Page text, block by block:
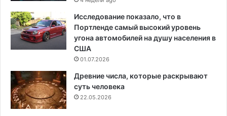
Исследование показало, что в
Портленде самый высокий уровень
угона автомобилей на душу населения в
США
01.07.2026
Древние числа, которые раскрывают
суть человека
22.05.2026